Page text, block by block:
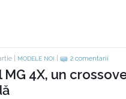
| MODELE NOI 2 comentarii
MG 4X, un